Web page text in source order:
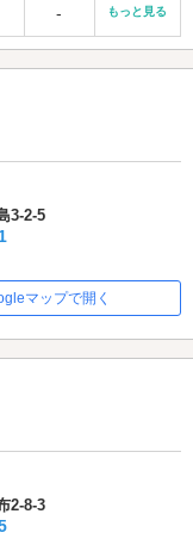
-
もっと見る
3-2-5
マップで開く
2-8-3